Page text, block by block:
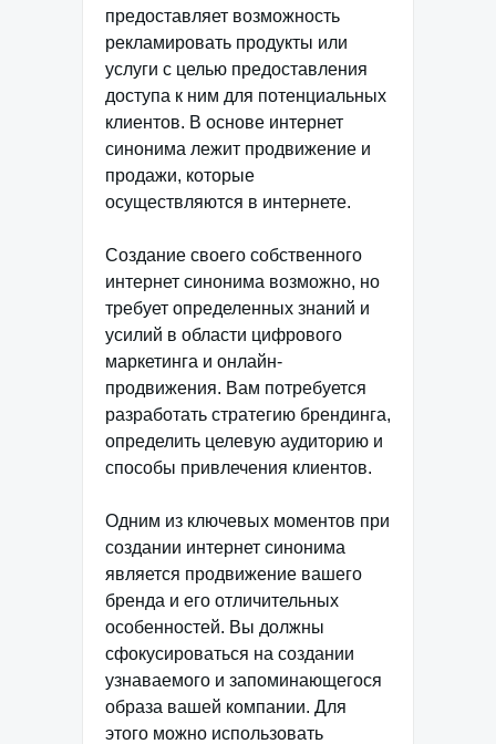
предоставляет возможность
рекламировать продукты или
услуги с целью предоставления
доступа к ним для потенциальных
клиентов. В основе интернет
синонима лежит продвижение и
продажи, которые
осуществляются в интернете.
Создание своего собственного
интернет синонима возможно, но
требует определенных знаний и
усилий в области цифрового
маркетинга и онлайн-
продвижения. Вам потребуется
разработать стратегию брендинга,
определить целевую аудиторию и
способы привлечения клиентов.
Одним из ключевых моментов при
создании интернет синонима
является продвижение вашего
бренда и его отличительных
особенностей. Вы должны
сфокусироваться на создании
узнаваемого и запоминающегося
образа вашей компании. Для
этого можно использовать